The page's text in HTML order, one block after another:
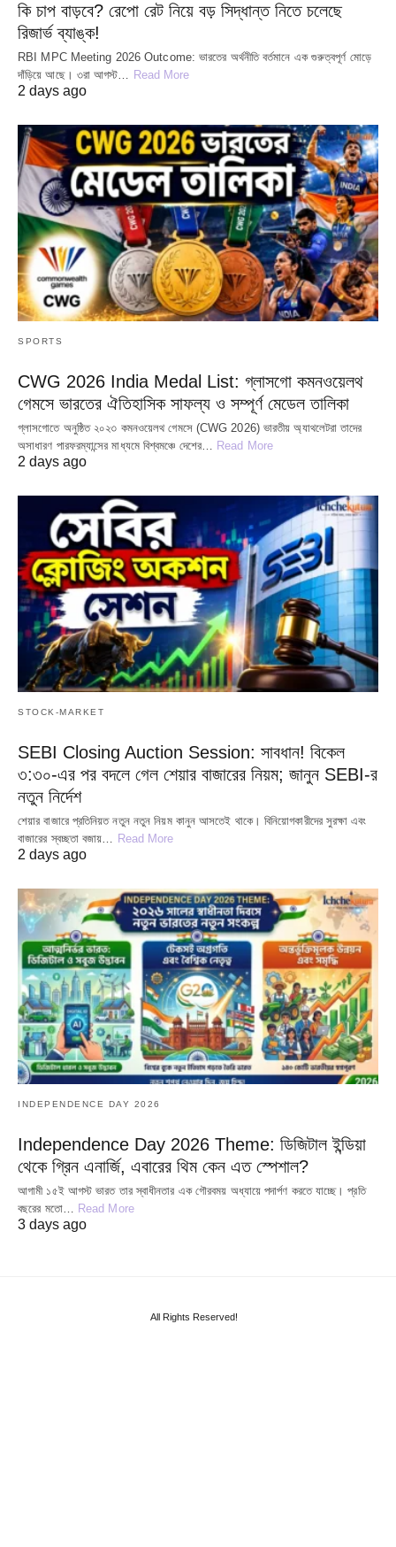
কি চাপ বাড়বে? রেপো রেট নিয়ে বড় সিদ্ধান্ত নিতে চলেছে
রিজার্ভ ব্যাঙ্ক!
RBI MPC Meeting 2026 Outcome: ভারতের অর্থনীতি বর্তমানে এক গুরুত্বপূর্ণ মোড়ে
দাঁড়িয়ে আছে। ৩রা আগস্ট… Read More
2 days ago
SPORTS
CWG 2026 India Medal List: গ্লাসগো কমনওয়েলথ
গেমসে ভারতের ঐতিহাসিক সাফল্য ও সম্পূর্ণ মেডেল তালিকা
গ্লাসগোতে অনুষ্ঠিত ২০২৩ কমনওয়েলথ গেমসে (CWG 2026) ভারতীয় অ্যাথলেটরা তাদের
অসাধারণ পারফরম্যান্সের মাধ্যমে বিশ্বমঞ্চে দেশের… Read More
2 days ago
STOCK-MARKET
SEBI Closing Auction Session: সাবধান! বিকেল
৩:৩০-এর পর বদলে গেল শেয়ার বাজারের নিয়ম; জানুন SEBI-র
নতুন নির্দেশ
শেয়ার বাজারে প্রতিনিয়ত নতুন নতুন নিয়ম কানুন আসতেই থাকে। বিনিয়োগকারীদের সুরক্ষা এবং
বাজারের স্বচ্ছতা বজায়… Read More
2 days ago
INDEPENDENCE DAY 2026
Independence Day 2026 Theme: ডিজিটাল ইন্ডিয়া
থেকে গ্রিন এনার্জি, এবারের থিম কেন এত স্পেশাল?
আগামী ১৫ই আগস্ট ভারত তার স্বাধীনতার এক গৌরবময় অধ্যায়ে পদার্পণ করতে যাচ্ছে। প্রতি
বছরের মতো… Read More
3 days ago
All Rights Reserved!